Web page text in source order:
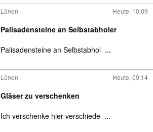
Lünen Heute, 10:09
Palisadensteine an Selbstabholer
Palisadensteine an Selbstabhol ...
Lünen Heute, 09:14
Gläser zu verschenken
Ich verschenke hier verschiede ...